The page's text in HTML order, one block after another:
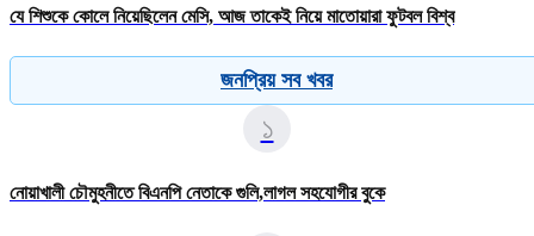
যে শিশুকে কোলে নিয়েছিলেন মেসি, আজ তাকেই নিয়ে মাতোয়ারা ফুটবল বিশ্ব
জনপ্রিয় সব খবর
১
নোয়াখালী চৌমুহনীতে বিএনপি নেতাকে গুলি,লাগল সহযোগীর বুকে